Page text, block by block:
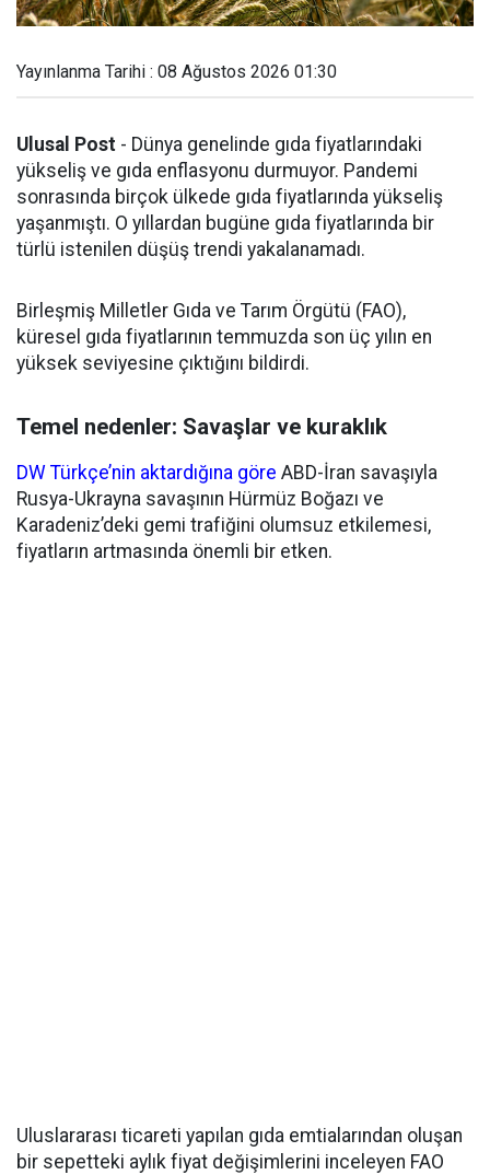
Yayınlanma Tarihi : 08 Ağustos 2026 01:30
Ulusal Post - Dünya genelinde gıda fiyatlarındaki
yükseliş ve gıda enflasyonu durmuyor. Pandemi
sonrasında birçok ülkede gıda fiyatlarında yükseliş
yaşanmıştı. O yıllardan bugüne gıda fiyatlarında bir
türlü istenilen düşüş trendi yakalanamadı.
Birleşmiş Milletler Gıda ve Tarım Örgütü (FAO),
küresel gıda fiyatlarının temmuzda son üç yılın en
yüksek seviyesine çıktığını bildirdi.
Temel nedenler: Savaşlar ve kuraklık
DW Türkçe’nin aktardığına göre ABD-İran savaşıyla
Rusya-Ukrayna savaşının Hürmüz Boğazı ve
Karadeniz’deki gemi trafiğini olumsuz etkilemesi,
fiyatların artmasında önemli bir etken.
Uluslararası ticareti yapılan gıda emtialarından oluşan
bir sepetteki aylık fiyat değişimlerini inceleyen FAO